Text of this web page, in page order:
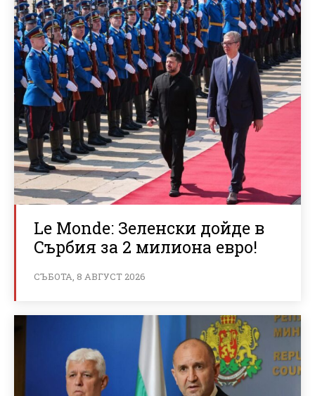
Le Monde: Зеленски дойде в
Сърбия за 2 милиона евро!
СЪБОТА, 8 АВГУСТ 2026